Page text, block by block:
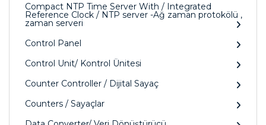
Compact NTP Time Server With / Integrated
Reference Clock / NTP server -Ağ zaman protokölü ,
zaman serveri
Control Panel
Control Unit/ Kontrol Ünitesi
Counter Controller / Dijital Sayaç
Counters / Sayaçlar